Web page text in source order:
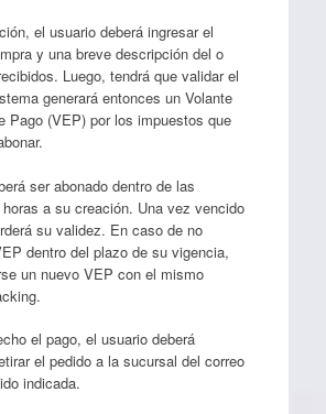
el usuario deberá ingresar el
y una breve descripción del o
Luego, tendrá que validar el
generará entonces un Volante
Pago (VEP) por los impuestos que
ser abonado dentro de las
a su creación. Una vez vencido
su validez. En caso de no
dentro del plazo de su vigencia,
un nuevo VEP con el mismo
el pago, el usuario deberá
el pedido a la sucursal del correo
indicada.